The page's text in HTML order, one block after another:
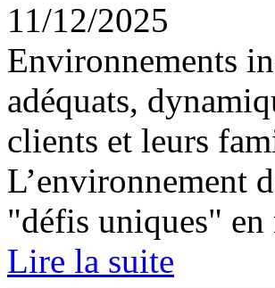
11/12/2025
Environnements
adéquats,
clients et leurs
L’environnement
"défis uniques" en
Lire la suite